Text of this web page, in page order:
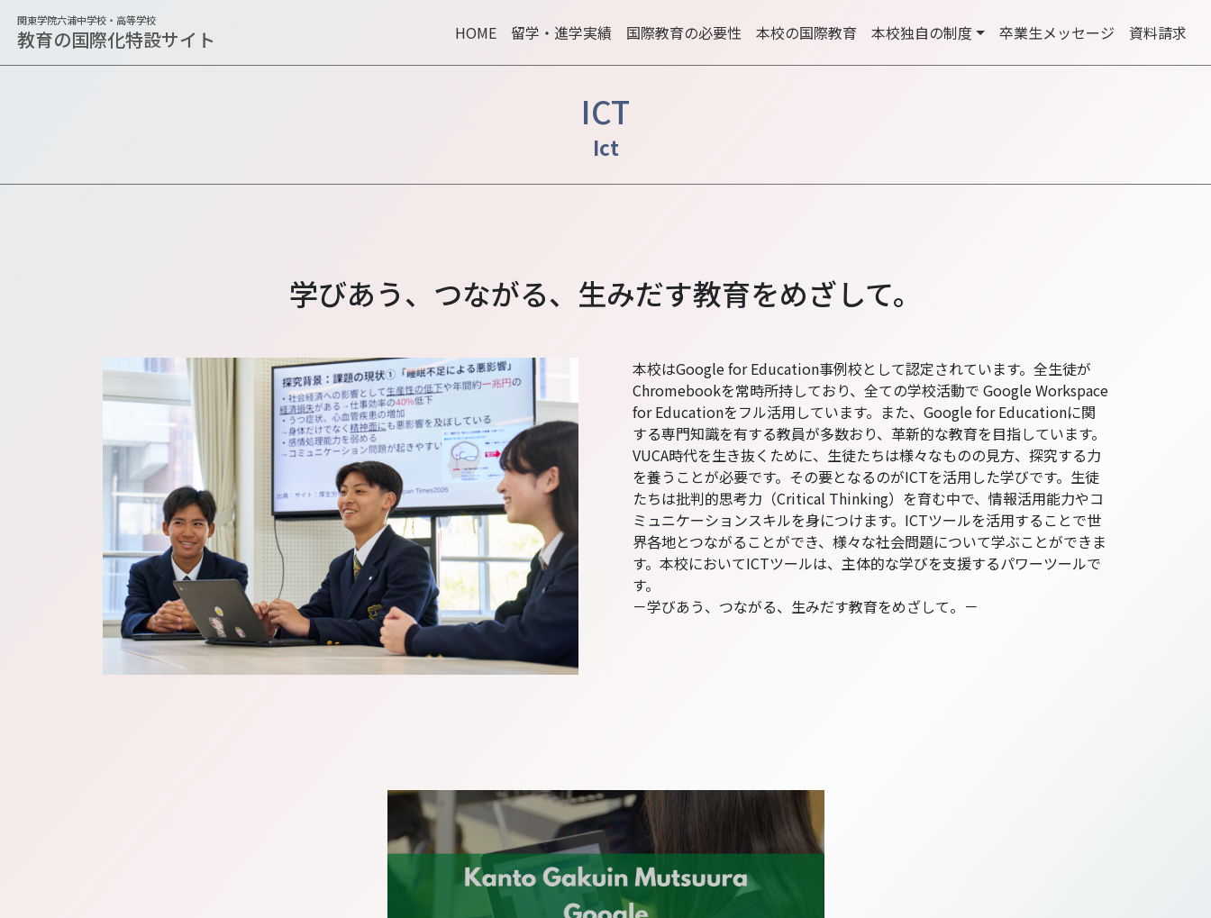
関東学院六浦中学校・高等学校
教育の国際化特設サイト HOME 留学・進学実績 国際教育の必要性 本校の国際教育 本校独⾃の制度 卒業⽣メッセージ 資料請求
ICT
学びあう、つながる、生みだす教育をめざして。
本校はGoogle for Education事例校として認定されています。全生徒が
Chromebookを常時所持しており、全ての学校活動で Google Workspace
for Educationをフル活用しています。また、Google for Educationに関
する専門知識を有する教員が多数おり、革新的な教育を目指しています。
VUCA時代を生き抜くために、生徒たちは様々なものの見方、探究する力
を養うことが必要です。その要となるのがICTを活用した学びです。生徒
たちは批判的思考力（Critical Thinking）を育む中で、情報活用能力やコ
ミュニケーションスキルを身につけます。ICTツールを活用することで世
界各地とつながることができ、様々な社会問題について学ぶことができま
す。本校においてICTツールは、主体的な学びを支援するパワーツールで
す。
－学びあう、つながる、生みだす教育をめざして。－